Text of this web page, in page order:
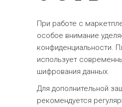
При работе с
особое внимание
конфиденциальности.
использует
шифрования данных.
Для дополнительной
рекомендуется